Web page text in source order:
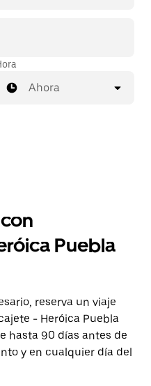
Ahora
Puebla
reserva un viaje
- Heróica Puebla
hasta 90 días antes de
y en cualquier día del